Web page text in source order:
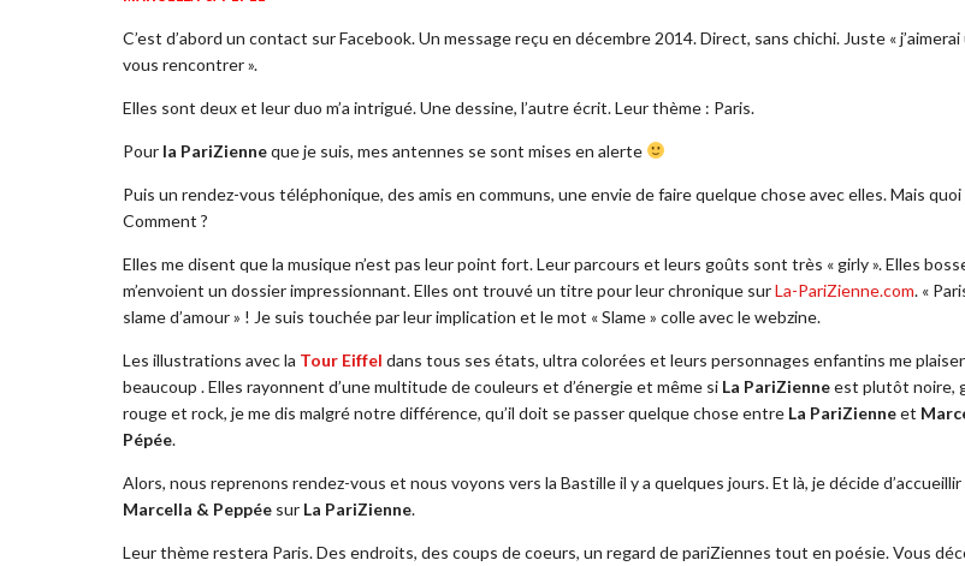
C’est d’abord un contact sur Facebook. Un message reçu en décembre 2014. Direct, sans chichi. Juste «
vous rencontrer ».
Elles sont deux et leur duo m’a intrigué. Une dessine, l’autre écrit. Leur thème : Paris.
Pour la PariZienneque je suis, mes antennes se sont mises en alerte
Puis un rendez-vous téléphonique, des amis en communs, une envie de faire quelque chose avec elles. Mais quoi
Comment ?
Elles me disent que la musique n’est pas leur point fort. Leur parcours et leurs goûts sont très « girly ». Elles
m’envoient un dossier impressionnant. Elles ont trouvé un titre pour leur chronique surLa-PariZienne.com. «
slame d’amour » ! Je suis touchée par leur implication et le mot « Slame » colle avec le webzine.
Les illustrations avec la Tour Eiffel dans tous ses états, ultra colorées et leurs personnages enfantins me
beaucoup . Elles rayonnent d’une multitude de couleurs et d’énergie et même si La PariZienneest plutôt noire,
rouge et rock, je me dis malgré notre différence, qu’il doit se passer quelque chose entre La PariZienneet
Pépée.
Alors, nous reprenons rendez-vous et nous voyons vers la Bastille il y a quelques jours. Et là, je décide d’accueillir
Marcella & Peppée sur La PariZienne.
Leur thème restera Paris. Des endroits, des coups de coeurs, un regard de pariZiennes tout en poésie. Vous